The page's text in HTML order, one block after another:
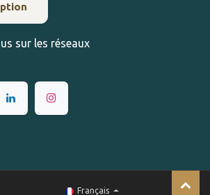
sur les réseaux
Français